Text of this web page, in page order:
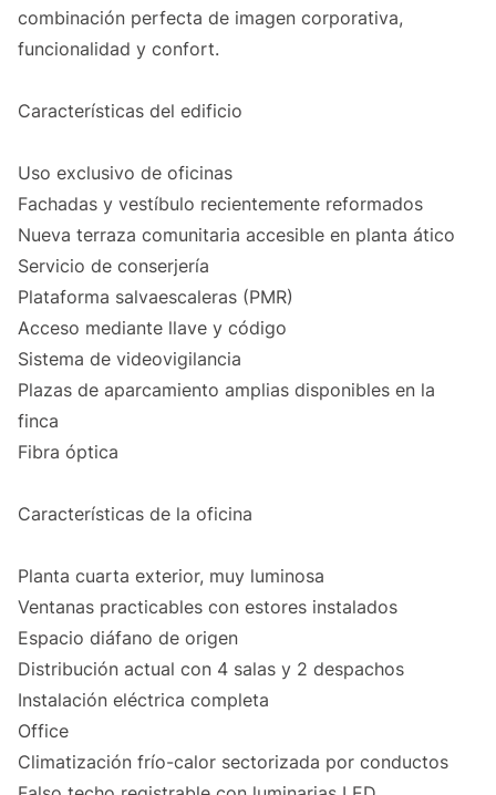
combinación perfecta de imagen corporativa,
funcionalidad y confort.
Características del edificio
Uso exclusivo de oficinas
Fachadas y vestíbulo recientemente reformados
Nueva terraza comunitaria accesible en planta ático
Servicio de conserjería
Plataforma salvaescaleras (PMR)
Acceso mediante llave y código
Sistema de videovigilancia
Plazas de aparcamiento amplias disponibles en la
finca
Fibra óptica
Características de la oficina
Planta cuarta exterior, muy luminosa
Ventanas practicables con estores instalados
Espacio diáfano de origen
Distribución actual con 4 salas y 2 despachos
Instalación eléctrica completa
Office
Climatización frío-calor sectorizada por conductos